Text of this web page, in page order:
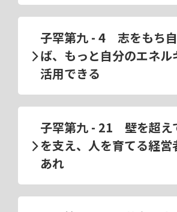
子罕第九 - 4 志をもち
ば、もっと自分のエネル
活用できる
子罕第九 - 21 壁を超え
を支え、人を育てる経営
あれ